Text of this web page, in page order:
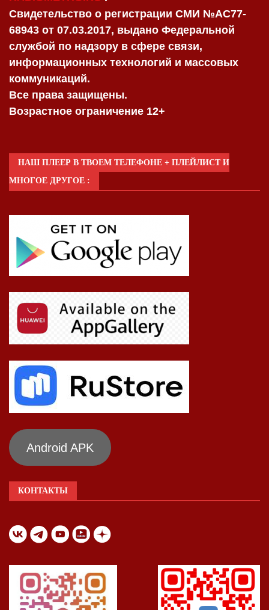
Свидетельство о регистрации СМИ №AC77-
68943 от 07.03.2017, выдано Федеральной
службой по надзору в сфере связи,
информационных технологий и массовых
коммуникаций.
Все права защищены.
Возрастное ограничение 12+
НАШ ПЛЕЕР В ТВОЕМ ТЕЛЕФОНЕ + ПЛЕЙЛИСТ И
МНОГОЕ ДРУГОЕ :
Android APK
КОНТАКТЫ